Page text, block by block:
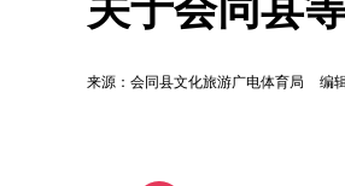
关于会同县
来源：会同县文化旅游广电体育局 编